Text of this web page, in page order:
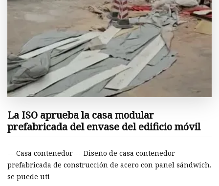
La ISO aprueba la casa modular
prefabricada del envase del edificio móvil
---Casa contenedor--- Diseño de casa contenedor
prefabricada de construcción de acero con panel sándwich.
se puede uti